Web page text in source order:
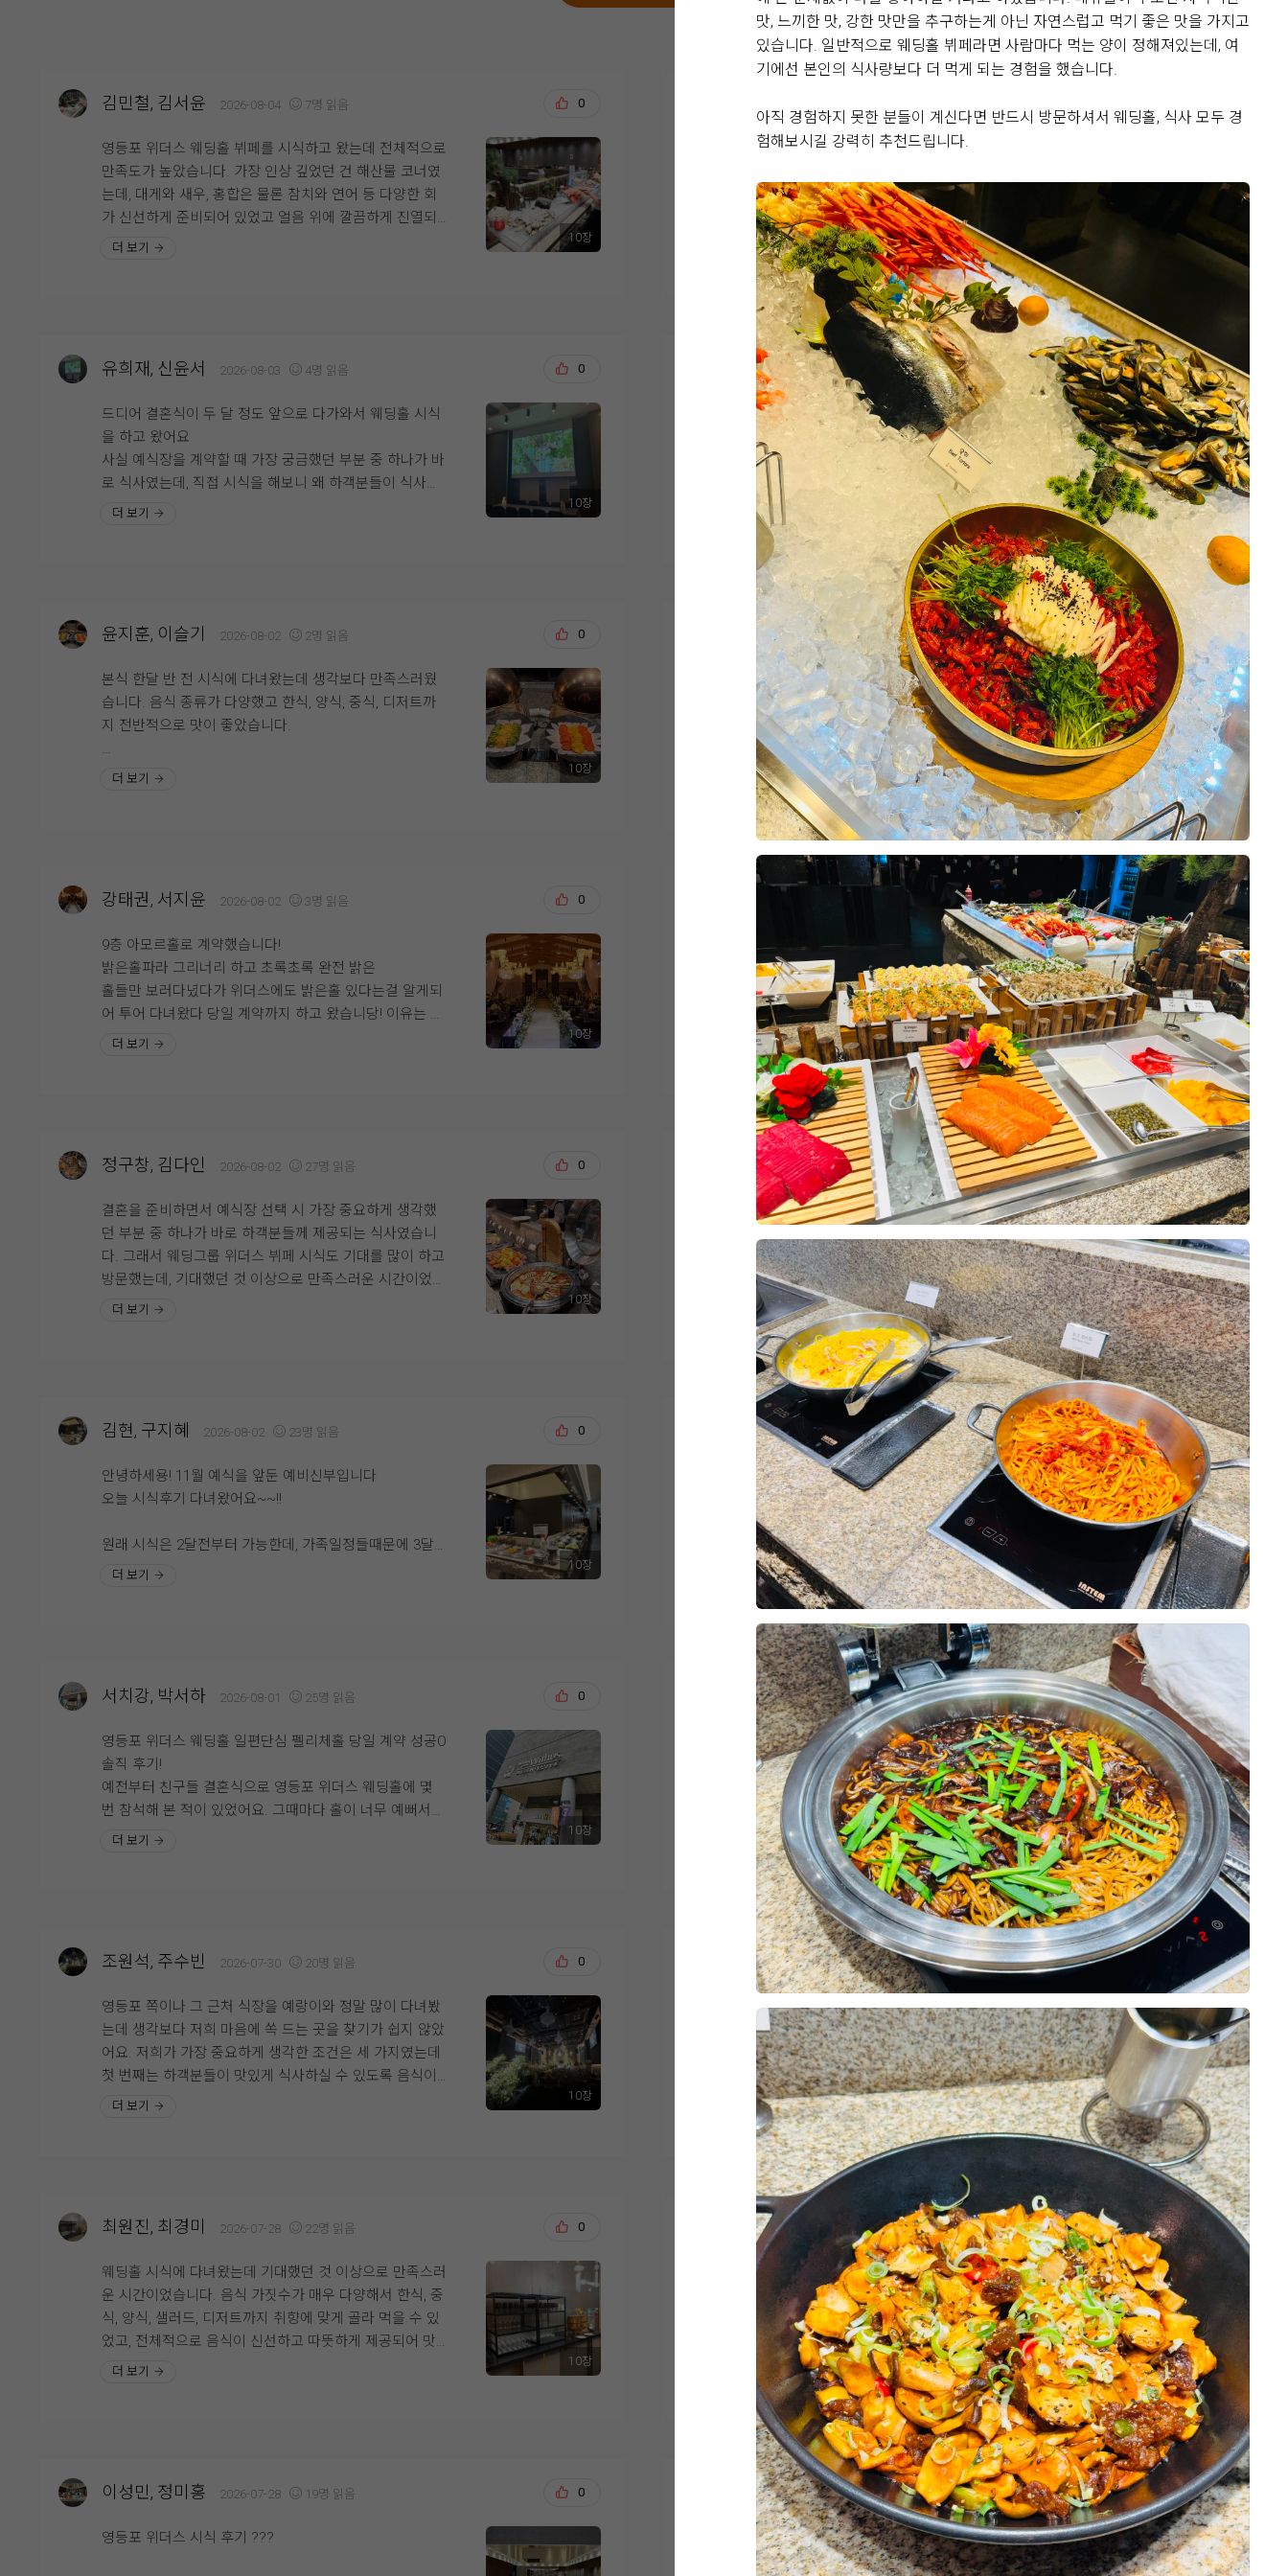
김민철, 김서윤 2026-08-04 7명 읽음 0
영등포 위더스 웨딩홀 뷔페를 시식하고 왔는데 전체적으로
만족도가 높았습니다. 가장 인상 깊었던 건 해산물 코너였
는데, 대게와 새우, 홍합은 물론 참치와 연어 등 다양한 회
가 신선하게 준비되어 있었고 얼음 위에 깔끔하게 진열되
어 있어 보기에도 좋았습니다. 회도 두툼하게 썰려 있어 식
으로 간이 자극적이지 않아 부담 없이 즐길 수 있었습니다.
서 채워주셔서 마지막까지 깔끔한 상태가 유지되는 점도
좋았습니다.
뷔페 동선도 넓고 쾌적해서 사람들이 몰려도 크게 불편하
지 않았고, 음식 종류도 한식·양식·해산물 등 골고루 갖춰져
결혼식은 식사가 중요한 부분인데, 영등포 위더스 뷔페는
하객분들을 모실 수 있을 것 같습니다. 개인적으로는 해산
물과 회 코너가 가장 만족스러웠고, 전체적으로 재방문 의
사가 있을 정도로 만족한 시식이었습니다.
더 보기
10장
위더스 영등포점 아모르홀을 방문한 뒤 상담을 받고 계약
하게 생각했던 부분은 홀 분위기와 신부대기실, 실제 예식
당일의 이동 동선이었습니다.
아모르홀은 전체적으로 밝고 화사한 분위기라 처음 들어갔
을 때부터 마음에 들었습니다. 어두운 홀보다는 자연스럽
고 따뜻한 느낌의 예식을 원했는데, 아모르홀이 제가 생각
했던 이미지와 잘 맞았습니다. 홀 내부도 깔끔하게 정돈된
느낌이었고, 사진이나 영상으로 보았을 때도 신랑 신부가
화사하게 나올 것 같았습니다.
신부대기실도 답답하지 않고 깔끔했으며, 신부대기실에서
예식장으로 이동하는 동선도 복잡하지 않아 좋았습니다.
하객들의 이동과 신랑 신부의 동선이 비교적 편리하게 구
성되어 있다는 점도 계약을 결정하는 데 도움이 됐습니다.
상담 과정에서는 궁금했던 부분을 하나씩 설명해 주셨고,
견적과 포함 사항도 이해하기 쉽게 안내받았습니다. 상담
분위기가 부담스럽지 않았고, 저희가 생각했던 조건과 견
적도 잘 맞아 최종적으로 계약하게 되었습니다. 실제 예식
일까지 남은 준비도 잘 진행해서 밝고 화사한 아모르홀에
서 만족스러운 결혼식을 올리고 싶습니다.
더 보기
10장
유희재, 신윤서 2026-08-03 4명 읽음 0
드디어 결혼식이 두 달 정도 앞으로 다가와서 웨딩홀 시식
을 하고 왔어요
사실 예식장을 계약할 때 가장 궁금했던 부분 중 하나가 바
로 식사였는데, 직접 시식을 해보니 왜 하객분들이 식사를
중요하게 생각하는지 알겠더라고요.
것 같다는 생각이 들었습니다.
다양한 메뉴가 준비되어 있었는데, 그중에서도 가장 기억
에 남았던 건 양갈비와 회였어요. 먼저 양갈비는 생각보다
훨씬 부드러웠고 잡내가 전혀 느껴지지 않았어요. 육즙도
풍부하고 고기가 촉촉해서 한입 먹자마자 "이건 꼭 다시 먹
고 싶다"라는 생각이 들 정도였어요.
맛이 전혀 없었고, 식감도 쫄깃해서 계속 손이 가더라고요.
것 같았어요. 다른 뷔페 메뉴들도 전체적으로 깔끔하고 종
류가 다양해서 남녀노소 누구나 맛있게 즐길 수 있을 것 같
았습니다.
특히 부모님과 함께 시식을 진행했는데, 부모님께서도 음
예식이 얼마 남지 않은 시점에서 웨딩홀 분위기와 연회장
뒤 이곳에서 소중한 분들을 모시고 식을 올린다고 생각하
니 설레기도 하고 긴장도 됐어요.
웨딩그룹위더스 영등포에서 예식을 준비하고 계신 예신,
예랑분들이라면 꼭 시식해보시는 걸 추천드려요. 직접 맛
더 보기
10장
전재영, 서혜연 2026-08-02 14명 읽음 0
안녕하세요,
결혼식이 얼마 남지 않아 위더스 영등포 웨딩홀 시식에 다
녀왔습니다.
한식, 중식, 양식, 해산물, 샐러드 등 메뉴 구성이 다양했고,
음식마다 맛의 편차가 크지 않아 전반적으로 만족스러웠습
디저트도 과일, 케이크, 떡 등 여러 종류가 준비되어 있어
식사를 마무리하기 좋았습니다. 메인 음식뿐 아니라 후식
까지 선택지가 다양하다는 점도 마음에 들었습니다.
직원분들께서 빈 접시도 빨리빨리 치워주시고, 음식이 부
족하지 않도록 수시로 확인해 주셔서 편안하게 식사할 수
있었습니다.
직접 시식해 보니 하객분들께 무리 없이 만족스러운 식사
를 대접할 수 있을 것 같아 안심이 되었습니다. 음식 구성
과 맛, 서비스까지 전체적으로 고르게 잘 준비된 시식이었
더 보기
10장
윤지훈, 이슬기 2026-08-02 2명 읽음 0
본식 한달 반 전 시식에 다녀왔는데 생각보다 만족스러웠
습니다. 음식 종류가 다양했고 한식, 양식, 중식, 디저트까
지 전반적으로 맛이 좋았습니다.
특히 스테이크가 안질기고 부드러워서 세번이나 먹었네
뉴는 바로바로 채워주시고, 빈 접시도 빠르게 정리해 주셔
시식 전엔 걱정이 많았으나 직접 시식을 해보니 그런 걱정
할필요가 없었네요. 다가오는 본식이 기대됩니다!
더 보기
10장
오상철, 이예림 2026-08-02 4명 읽음
웨딩그룹위더스 영등포점으로 계약한 이유를 남겨봐요.
가장 큰 이유는 상담이었어요. 플래너님이 전문성도 있으
시고, 처음이라 헷갈리는 부분들도 이해하기 쉽게 설명해
주셔서 믿음이 갔거든요.
두 번째는 웨딩그룹이라 스드메, 한복, 헤어메이크업까지
필요하면 한 곳에서 다 해결 가능하다는 점이었어요. 저희
는 스드메를 이미 다른 곳에서 계약한 상태였지만, 상담 때
들은 금액도 나쁘지 않아서 여기서 했어도 괜찮았겠다 싶
었어요. 웨딩링 업체도 소개해주셨고, 원하는 날짜·시간에
예약 가능했던 것도 결정에 한몫했어요.
위치도 계약 이유 중 하나예요. 영등포라 지방에서 오시는
하객뿐 아니라 서울 사시는 분들도 찾아오기 편하고, 영등
포시장역에서 도보로 이동 가능하거든요. 내부주차장 만차
시엔 외부 영남주차장으로 셔틀 운행해주신다고 해서 주차
걱정도 덜었어요.
건물 자체도 마음에 들었어요. 웨딩 전용 단독 빌딩이라 다
른 용도 시설 없이 웨딩에만 집중할 수 있는 환경이라는 점
이 확실히 다르더라구요. 지하 B1~B8, 지상 11층 규모에
하객용 엘리베이터만 7~8대, 신랑신부 혼주용은 따로 있어
서 동선도 잘 짜여 있었고요. 특히 층마다 홀과 전용 연회
섞이지 않고 프라이빗하게 진행할 수 있다는 점이 큰 장점
이라고 느꼈어요.
층 구성도 마음에 들었어요. 1층 예약실·미용실·드레스샵,
3~5층 연회장, 10층 폐백실·스튜디오, 11층 폐백실·정산실
·행정실로 되어 있어서 스드메를 정말 원큐에 해결할 수 있
는 구조였거든요.
무엇보다 결정적이었던 건 홀이었어요. 상담할 때 영상이
랑 사전 안내로 각 홀 이미지를 미리 보고 투어할 홀 2개를
직접 골라볼 수 있었는데, 저희는 9층 아모르홀을 보자마자
마음을 정했어요. 층고가 높아서 답답한 느낌이 전혀 없고,
천장이 격자 대들보처럼 되어 있는 게 특이했어요. 실제로
보면 그리너리하고 꽃밭에 있는 느낌이라 화려하기보단 깔
끔한 채플식 분위기가 딱 저희 취향이었고, 샹들리에와 버
진로드 연출 덕분에 사진도 고급스럽게 나올 것 같았어요.
조명·음악까지 실제로 연출해서 보여주셔서 예식 당일 느
낌을 미리 그려볼 수 있었던 것도 결정에 확신을 더해줬어
이런 이유들로 웨딩그룹위더스와 계약하게 됐어요. 여러모
로 좋은 선택이었다고 생각해요!
더 보기
10장
강태권, 서지윤 2026-08-02 3명 읽음 0
9층 아모르홀로 계약했습니다!
밝은홀파라 그리너리 하고 초록초록 완전 밝은
홀들만 보러다녔다가 위더스에도 밝은홀 있다는걸 알게되
어 투어 다녀왔다 당일 계약까지 하고 왔습니당! 이유는 홀
이 너무 이뻐서에오! 우드우드한 느낌과 초록초록한 느낌
그 전에 본 식장을 해야겠다고 생각하고 큰 기대 없이 왔는
하게 되었네요 ㅎㅎ
엘베와 주차가 힘들다는 말이 많아서 조금 걱정이지만 ㅜ
그래도 아주 합리적으로 계약했다는 생각이들었어여!!
더 보기
10장
7명 읽음 0
9월 예식을 앞두고 신부와 양가 어머님을 모시고 네 명이
서 시식을 다녀온 예비신랑입니다.
방문 전에는 당일 예식 하객분들과 섞여 식사하게 되는 건
아닌지 걱정했는데, 시식 팀들을 위한 연회장을 따로 안내
해 주셔서 편안한 분위기에서 천천히 맛볼 수 있었습니다.
사실 이곳 뷔페는 예전에 친구 결혼식에 하객으로 왔을 때
인상 깊게 먹었던 기억이 있어 기대가 컸는데요. 이번에는
저희 하객분들이 남녀노소 불편함 없이 드실 수 있을지를
생각하며 사시미, 초밥, 구이류, 볶음류, 샐러드까지 최대한
다양하게 맛봤습니다.
식사 후 네 명이 각자 기억에 남는 메뉴를 하나씩 꼽아봤습
니다. 평소 고기를 즐겨 드시지 않는 저희 어머니는 스테이
크가 부드럽게 구워져 드시기 편했다고 하셨고, 신부 어머
님께서는 전복죽이 특히 맛있었다고 하셨습니다. 신부는
다른 뷔페에서는 본 적 없던 단호박 정과를 처음 먹어봤는
데 기대 이상이었다고 하네요. 고기를 좋아하는 저는 의외
로 우삼겹 샐러드가 가장 기억에 남았습니다. 평소 차가운
고기를 좋아하지 않는데도 얇게 준비되어 씹기 부드러웠
고, 드레싱이 채소와 고기를 잘 어우러지게 해줘서 두세 번
더 가져다 먹었을 정도였습니다.
한 가지 아쉬운 점을 꼽자면 찐 게 요리의 간이 생각보다
세서 어머님들이 조금 놀라셨다는 정도인데, 그 외에는 네
명 모두 만족스러운 식사였습니다.
식사 후에는 마침 저희가 계약한 펠리체홀에 예식이 없어
홀도 여유롭게 둘러볼 수 있었습니다. 어두운 홀에 웅장한
샹들리에와 수많은 꽃 장식이 어우러진 모습이 정말 멋있
었고, 신부 입장 때 샹들리에가 내려오는 연출까지 직접 보
고 나니 결혼한다는 게 비로소 실감 났습니다. 어머님들도
같은 마음이셨다고 하네요. 그 순간이 너무 멋져서 사진으
로도 남겨 함께 첨부합니다. 시식과 홀 투어 모두 만족스러
웠고, 9월 본식이 더욱 기대되는 하루였습니다.
더 보기
10장
정구창, 김다인 2026-08-02 27명 읽음 0
결혼을 준비하면서 예식장 선택 시 가장 중요하게 생각했
던 부분 중 하나가 바로 하객분들께 제공되는 식사였습니
다. 그래서 웨딩그룹 위더스 뷔페 시식도 기대를 많이 하고
방문했는데, 기대했던 것 이상으로 만족스러운 시간이었습
니다. 전체적으로 음식 가짓수가 정말 다양했고, 한식·중식·
신선해서 만족스러웠습니다. 즉석에서 바로 만들어 주시는
메뉴는 따뜻하게 즐길 수 있어 더욱 좋았고, 디저트 코너에
마무리까지 기분 좋게 할 수 있었습니다. 음식 간도 너무
자극적이지 않아 어르신들께서도 부담 없이 드실 수 있을
채워주셔서 끝까지 쾌적한 환경에서 식사를 즐길 수 있었
는 믿음이 생겼습니다.
직접 시식을 해보니 많은 분들이 위더스 뷔페를 만족스럽
게 평가하는 이유를 알 것 같았습니다. 맛과 음식 구성, 서
비스까지 전체적으로 균형이 잘 갖춰져 있었고, 결혼식 당
더 보기
10장
서창희, 채아린 2026-08-02 21명 읽음 0
결혼식을 앞두고 위더스 영등포 웨딩홀 시식에 다녀왔습니
해서 기대를 많이 하고 방문했는데, 기대 이상으로 만족스
러운 시간이었습니다.
먼저 음식 가짓수가 다양해서 누구나 취향에 맞게 즐길 수
있을 것 같았습니다. 한식, 양식, 중식은 물론 샐러드와 디
저트까지 골고루 준비되어 있었고, 전체적으로 음식이 깔
끔하게 진열되어 있어 보기에도 좋았습니다. 특히 고기 요
리는 부드럽고 촉촉했으며, 해산물도 신선해서 비린 맛 없
이 맛있게 먹을 수 있었습니다. 따뜻하게 먹어야 하는 음식
은 온도가 잘 유지되어 있었고, 튀김류도 바삭한 식감이 살
아 있어 만족스러웠습니다.
디저트 코너도 인상적이었습니다. 다양한 케이크와 과일,
음료가 준비되어 있어 식사를 마무리하기 좋았고, 전체적
으로 음식 간이 과하지 않아 어르신부터 젊은 하객까지 모
두 부담 없이 드실 수 있을 것 같았습니다.
무엇보다 직원분들의 서비스가 정말 좋았습니다. 음식이
비어 있는 곳은 바로 채워 주셨고, 사용한 접시도 빠르게 정
리해 주셔서 쾌적하게 식사할 수 있었습니다. 직원분들이
친절하게 응대해 주시는 모습에서 결혼식 당일에도 하객분
들을 세심하게 배려해 주실 것이라는 믿음이 들었습니다.
시식을 마치고 나니 위더스 영등포를 선택하길 정말 잘했
다는 생각이 들었습니다. 음식의 맛과 종류, 서비스, 연회장
분위기까지 전체적으로 만족도가 높았고, 하객분들도 맛있
게 식사하시며 좋은 기억을 남기실 것 같아 더욱 기대됩니
다. 결혼식을 준비하시는 예비 신랑·신부님들께도 음식을
중요하게 생각하신다면 한 번쯤 시식해 보시길 추천드리고
싶습니다.
더 보기
10장
김현, 구지혜 2026-08-02 23명 읽음 0
안녕하세용! 11월 예식을 앞둔 예비신부입니다
오늘 시식후기 다녀왔어요~~!!
원래 시식은 2달전부터 가능한데, 가족일정들때문에 3달전
에 가능한지 양해를 구했는데 일정 맞춰주셔서 감사하게도
간도 너무 쎄지 않으면서 어른들도 어린아이들도 좋아할
수 있게 적당한 간으로 잘 되어 있어서 같이 시식한 가족들
도 모두 만족했어요!!!!!!
한식, 중식, 양식, 일식 그리고 후식까지 다양한 메뉴들
진짜로 추천입니다 꼭 한두잔씩 하고 가세요 ㅎㅎㅎㅎㅎㅎ
11월이 언제 올런지 빨리 결혼하고 싶네요~~~!!!!
더 보기
10장
송용석, 석정애 2026-08-02 12명 읽음 0
저희도 드디어 위더스 입성!!!
웨딩홀을 보고 여러군데 왜비교하나 싶을만큼 너무만족스
러운 홀컨디션에 섬세함까지 후회없을거에요ㅜㅜ 근데 위
더스는 웨딩홀도 기가막힌데!!!!!!!
음식이 도레미쳣습니다 오늘 먹고와서 기절하는줄..
입짧은 제 남편 3접시 클리어 해버리고
원래면 한접시에 휘청거릴사람인데 3접시나 먹었다니까
요..?결혼식에 중요한 자리를 맡아주는 친구와도
같이 다녀왓는데 세상세상 이친구도 만족
거의 미슐랭 입맛을 가진 친군데 만족에 손가락을 치켜올
렷어요ㅋㅋㅋㅋㅋㅋ
저도 이제 나이가 나이인지라 결혼식 열심히 참석해서 다
녀봣는데 솔직히 코스요리로 나오는곳보단 뷔페를 선호햇
고 뷔페중에서도 고르자면 위더스가 일등이랄까요 모든 음
식이 깔끔하고 정갈하고 보기만 해도 배가고플정도였고 한
접시에 다담아 한꺼번에 다 먹고싶은데 그럼 접시를 한번
에 10개는 들어야할거같아서
먹고퍼오고 하느라 세상바빳어요
전 제가 이렇게 부지런한 사람인줄 몰랏ㅎㅎㅎㅎ
요즘 식보다 음식에 엄청난 포커스를 두는 시점이라
음식이 제일 신경쓰였는데 뭐하러 신경썻나 싶었어요ㅜㅜ
이렇게 완벽한걸 괜한 걱정ㅜㅜㅋㅋㅋㅋㅋㅋ
다들 하루뿐이고 한번뿐인 웨딩홀 고르시려면!!
위더스!!!!
1.합리적인가격!!!!!
2.맛있는 음식!!!!!!
3.단독건물!!!!
4.넓은 주차장!!!!!
5.직원분들의 친절함!!!!??
제발 강추!!!!!!! 상담받을때부터 너무 친절하고 상세히 설명
해주셔서 더 설레는 준비과정이었어요!!!!!
감사합이다 위더스????????
더 보기
10장
서치강, 박서하 2026-08-01 25명 읽음 0
영등포 위더스 웨딩홀 일편단심 펠리체홀 당일 계약 성공O
솔직 후기!
예전부터 친구들 결혼식으로 영등포 위더스 웨딩홀에 몇
번 참석해 본 적이 있었어요. 그때마다 홀이 너무 예뻐서
'나도 나중에 여기서 결혼하고 싶다' 생각했었는데, 드디어
진 웅장한 분위기의 어두운 홀이에요. 높은 천고에 고급스
부 입장과 퇴장에 맞춰서 샹들리에가 움직이는 극적인 연
출이 가능해요! 식장에 들어서자마자 버진로드 주변에서
풍성한 생화 향기가 확 풍겨서 기분이 정말 좋아졌습니다.
전체적으로 어두운 홀 성격이 강해서 호텔식 웨딩이나 클
래식한 분위기를 선호하시는 분들께 찰떡일 것 같아요.
습니다.
만족도가 가장 높은 맛있는 뷔페식으로 제공됩니다. 음식
가짓수도 많고 실시간으로 조리되는 즉석 음들이 많아서
음식 퀄리티 걱정은 안 해도 되겠더라고요. 교통편도 5호
선 영등포시장역 4번 출구에서 도보 1~3분 거리라 너무 편
리해서 마음에 쏙 들었어요. 추가로 한복과 메이크업 샵이
더 보기
10장
박태욱, 정조원 2026-07-30 18명 읽음 0
영등포 위더스 계약 후기입니다 :)
결혼 준비를 시작하면서 가장 먼저 알아본 것이 웨딩홀이
었습니다.
가장 중요하게 생각했던 건 교통, 하객분들이 만족하실 식
사?였습니다.
여러 웨딩홀을 직접 투어해 봤지만, 최종적으로는 영등포
위더스 메리엘홀로 계약하게 되었어요.
가장 마음에 들었던 부분은 교통과 접근성이었습니다.
영등포시장역과 영등포역 모두 이용할 수 있어 대중교통으
로 오시는 하객분들이 편하게 방문하실 수 있을 것 같았고,
건물도 워낙 눈에 잘 띄어서 처음 오시는 분들도 쉽게 찾을
수 있다는 점이 좋았습니다.
홀을 둘러보면서는 높은 층고가 가장 인상적이었습니다.
실제로 들어가 보니 사진보다 훨씬 웅장한 느낌이었어요!
홀을 선택할때, 층고가 높고 버진로드가 길었으면 좋겠다.
어두운 홀이지만 너무 어둡진 않았으면 좋겠다 생각했었는
저희 생각과 딱 맞는 곳이였어요!!
한 층에 한 개의 홀만 운영되는 단독홀이고, 전체적으로 생
화 장식과 조명도 과하지 않으면서 고급스럽더라구용
그리고 결혼식을 준비하면서 가장 중요하게 생각했던 것
중 하나가 식사였는데,
위더스는 음식 만족도가 높다는 후기가 많았고, 연회장을
직접 둘러봤을 때도 음식 구성과 공간이 깔끔하게 관리되
고 있다는 느낌을 받았습니다.
아직 시식 전이지만 기대가 많이 됩니다!
상담을 진행해주신 직원분도 정말 친절하셨습니다.
웨딩홀도 실제로 볼 수 있었고, 타이밍 좋게 조명도 어떻게
되는지 상세하게 보여주셨어요!
웨딩홀 투어를 많이 가기도 했었고, 위더스 뒤에 더 다녀올
더 보기
10장
조원석, 주수빈 2026-07-30 20명 읽음 0
영등포 쪽이나 그 근처 식장을 예랑이와 정말 많이 다녀봤
는데 생각보다 저희 마음에 쏙 드는 곳을 찾기가 쉽지 않았
어요. 저희가 가장 중요하게 생각한 조건은 세 가지였는데
첫 번째는 하객분들이 맛있게 식사하실 수 있도록 음식이
맛있을 것, 두 번째는 예랑이가 키가 큰 편이라 답답한 느낌
위기도 고급스럽고 밝은 느낌이라 첫인상부터 좋았고, 동
생각이 들었습니다. 여러 곳을 비교해 본 끝에 가장 만족스
러운 곳이라 망설임 없이 계약하게 되었고, 결혼식 당일도
정말 기대되고 있습니다.
더 보기
10장
김강, 이정희 2026-07-28 20명 읽음
결론부터 말씀드리자면, 양가 부모님 모두 매우 만족하셨
습니다.
저희는 신랑신부, 양가 부모님까지 모두6명이 갔는데
무엇보다 층별로 분리된 연회장 덕분에 동선이 편리했고,
음식 역시 기대 이상으로 퀄리티가 좋았어요.
개인적인 욕심을 조금 보태자면, 테이블 간 간격이 조금만
더 넓었으면 하객들이 이동하거나 식사하기에 더욱 편했을
것 같고, 디저트 종류도 조금 더 다양했다면 식사의 마무리
까지 더욱 완벽했을 것이라는 생각이 들었습니다.
하지만 이러한 부분들은 정말 작은 아쉬움에 불과했습니
다수가 선택한 위더스인 만큼, 주위 분들도 맛있다를 남발
해 주셨구요.
요즘 고물가 시대에 좋은 퀄리티의 음식은 기본인데, 그 기
본을 잘 지켜주는 웨딩홀이었습니다.
저희의 선택이 하객들의 즐거움으로까지 이어지길 바라며!
식 준비를 잘 마쳐보겠습니다.
더 보기
10장
최원진, 최경미 2026-07-28 22명 읽음 0
웨딩홀 시식에 다녀왔는데 기대했던 것 이상으로 만족스러
운 시간이었습니다. 음식 가짓수가 매우 다양해서 한식, 중
식, 양식, 샐러드, 디저트까지 취향에 맞게 골라 먹을 수 있
었고, 전체적으로 음식이 신선하고 따뜻하게 제공되어 맛
있게 즐길 수 있었습니다. 특히 메인 요리의 맛과 퀄리티가
고 세심했습니다. 홀 내부도 깔끔하게 관리되어 있어 식사
하는 동안 쾌적한 분위기를 느낄 수 있었습니다. 결혼식 당
아 더욱 기대가 되었고, 전반적으로 음식과 서비스 모두 만
더 보기
10장
윤종균, 김아름 2026-07-28 23명 읽음
웨딩을 준비하면서 가장 중요하게 생각했던 것 중 하나가
바로 하객 식사였어요. 그래서 본식을 앞두고 웨딩그룹 위
더스 영등포 시식에 다녀왔는데, 전체적으로 기대 이상이
라 만족스러웠습니다.
시식은 예약한 시간에 맞춰 방문했고, 직원분들이 친절하
게 자리까지 안내해 주셔서 첫인상부터 좋았어요. 연회장
은 깔끔하게 관리되고 있었고, 음식도 정갈하게 진열되어
있어 보기만 해도 먹음직스러웠습니다.
가장 마음에 들었던 점은 음식 종류가 정말 다양하다는 것
이었어요. 한식, 중식, 양식, 일식은 물론 샐러드와 디저트
까지 골고루 준비되어 있어서 남녀노소 누구나 만족할 수
있을 것 같았습니다. 특히 갈비찜과 스테이크는 부드럽고
10장
이성민, 정미홍 2026-07-28 19명 읽음 0
영등포 위더스 시식 후기 ???
김동현, 김해인 2026-07-28 20명 읽음 0
8월 말 예식을 앞두고 있는 예신이라 결혼식 준비의 마지
막 점검을 하는 마음으로 위더스 영등포 시식에 다녀왔습
맛, 느끼한 맛, 강한 맛만을 추구하는게 아닌 자연스럽고 먹기 좋은 맛을 가지고
있습니다. 일반적으로 웨딩홀 뷔페라면 사람마다 먹는 양이 정해져있는데, 여
기에선 본인의 식사량보다 더 먹게 되는 경험을 했습니다.
아직 경험하지 못한 분들이 계신다면 반드시 방문하셔서 웨딩홀, 식사 모두 경
험해보시길 강력히 추천드립니다.